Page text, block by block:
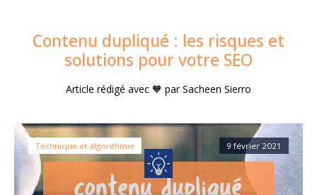
Contenu dupliqué : les risques et
solutions pour votre SEO
Article rédigé avec 🧡 parSacheen Sierro
Technique et algorithmie
contenu dupliqué
9 février 2021